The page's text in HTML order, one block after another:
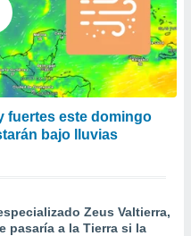
fuertes este domingo
bajo lluvias
Zeus Valtierra,
pasaría a la Tierra si la